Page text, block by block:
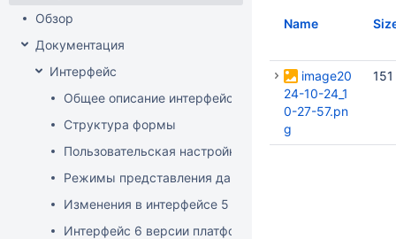
headerОбзор
Документация
Интерфейс
Общее описание интерфейса клиента
Структура формы
Пользовательская настройка интерфейса
Режимы представления данных
Изменения в интерфейсе 5 версии платформы
Интерфейс 6 версии платформы
Name
image20
24-10-24_1
0-27-57.pn
g